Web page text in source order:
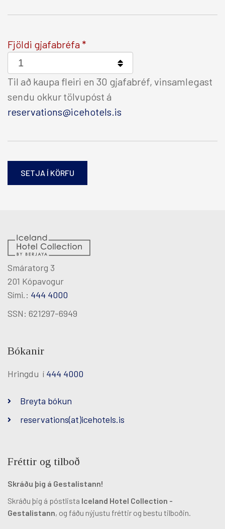
Fjöldi gjafabréfa
Til að kaupa fleiri en 30 gjafabréf, vinsamlegast
sendu okkur tölvupóst á
reservations@icehotels.is
Smáratorg 3
201 Kópavogur
Sími.: 444 4000
SSN: 621297-6949
Bókanir
Hringdu í 444 4000
Breyta bókun
reservations(at)icehotels.is
Fréttir og tilboð
Skráðu þig á Gestalistann!
Skráðu þig á póstlista Iceland Hotel Collection -
Gestalistann, og fáðu nýjustu fréttir og bestu tilboðin.